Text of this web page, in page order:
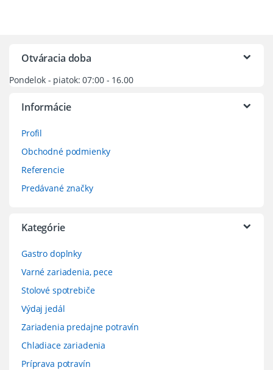
Otváracia doba
Pondelok - piatok: 07:00 - 16.00
Informácie
Profil
Obchodné podmienky
Referencie
Predávané značky
Kategórie
Gastro doplnky
Varné zariadenia, pece
Stolové spotrebiče
Výdaj jedál
Zariadenia predajne potravín
Chladiace zariadenia
Príprava potravín